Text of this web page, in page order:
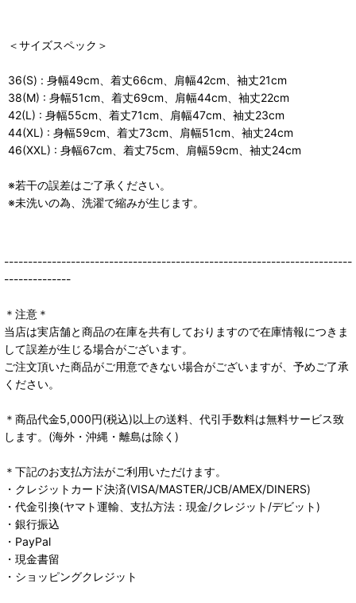
＜サイズスペック＞
36(S) : 身幅49cm、着丈66cm、肩幅42cm、袖丈21cm
38(M) : 身幅51cm、着丈69cm、肩幅44cm、袖丈22cm
42(L) : 身幅55cm、着丈71cm、肩幅47cm、袖丈23cm
44(XL) : 身幅59cm、着丈73cm、肩幅51cm、袖丈24cm
46(XXL) : 身幅67cm、着丈75cm、肩幅59cm、袖丈24cm
※若干の誤差はご了承ください。
※未洗いの為、洗濯で縮みが生じます。
-------------------------------------------------------------------------
--------------
＊注意＊
当店は実店舗と商品の在庫を共有しておりますので在庫情報につきま
して誤差が生じる場合がございます。
ご注文頂いた商品がご用意できない場合がございますが、予めご了承
ください。
＊商品代金5,000円(税込)以上の送料、代引手数料は無料サービス致
します。(海外・沖縄・離島は除く)
＊下記のお支払方法がご利用いただけます。
・クレジットカード決済(VISA/MASTER/JCB/AMEX/DINERS)
・代金引換(ヤマト運輸、支払方法：現金/クレジット/デビット)
・銀行振込
・PayPal
・現金書留
・ショッピングクレジット